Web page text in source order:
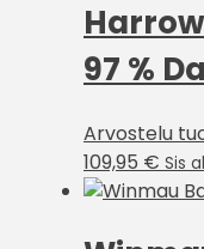
97 %
Arvostelu
109,95 € Sis